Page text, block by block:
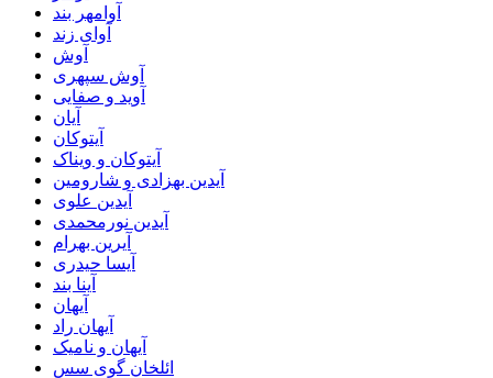
آوامهر بند
آوای زند
آوش
آوش سپهری
آوید و صفایی
آیان
آیتوکان
آیتوکان و ویناک
آیدین بهزادی و شارومین
آیدین علوی
آیدین نورمحمدی
آیرین بهرام
آیسا حیدری
آینا بند
آیهان
آیهان راد
آیهان و نامیک
ائلخان گوی سس